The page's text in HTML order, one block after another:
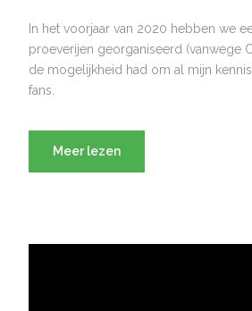
In het voorjaar van 2020 hebben we
proeverijen georganiseerd (vanwege
de mogelijkheid had om al mijn
fans.
Meer lezen